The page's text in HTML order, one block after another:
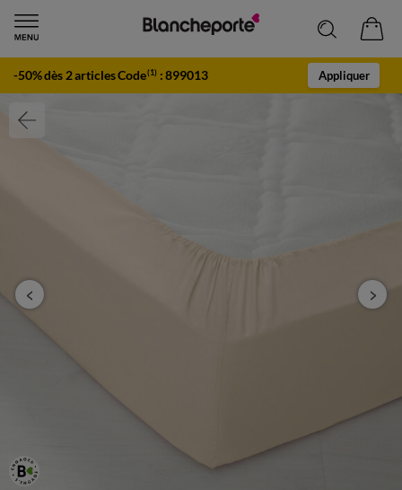
-50% dès 2 articles Code(1) :899013 Appliquer